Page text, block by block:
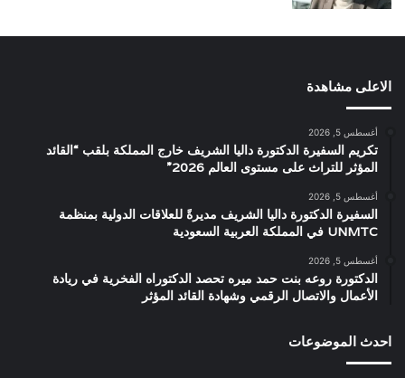
الاعلى مشاهدة
أغسطس 5, 2026
تكريم السفيرة الدكتورة داليا الشريف خارج المملكة بلقب “القائد
المؤثر للتراث على مستوى العالم 2026”
أغسطس 5, 2026
السفيرة الدكتورة داليا الشريف مديرةً للعلاقات الدولية بمنظمة
UNMTC في المملكة العربية السعودية
أغسطس 5, 2026
الدكتورة روعه بنت حمد ميره تحصد الدكتوراه الفخرية في ريادة
الأعمال والاتصال الرقمي وشهادة القائد المؤثر
احدث الموضوعات